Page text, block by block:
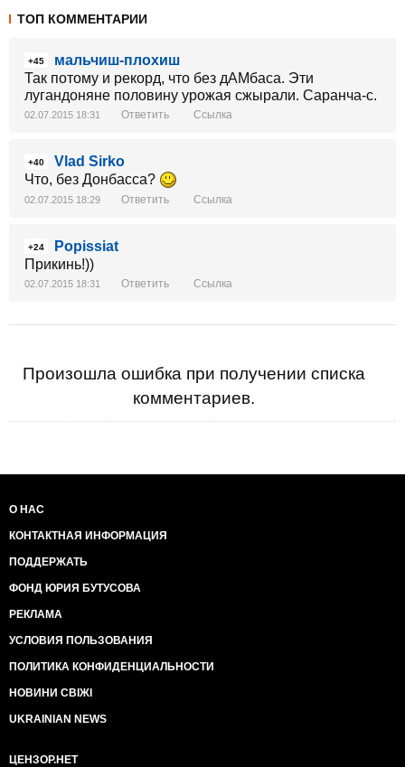
ТОП КОММЕНТАРИИ
+45
мальчиш-плохиш
Так потому и рекорд, что без дАМбаса. Эти
лугандоняне половину урожая сжырали. Саранча-с.
02.07.2015 18:31 Ответить Ссылка
+40
Vlad Sirko
Что, без Донбасса?
02.07.2015 18:29 Ответить Ссылка
+24
Popissiat
Прикинь!))
02.07.2015 18:31 Ответить Ссылка
Произошла ошибка при получении списка
комментариев.
О НАС
КОНТАКТНАЯ ИНФОРМАЦИЯ
ПОДДЕРЖАТЬ
ФОНД ЮРИЯ БУТУСОВА
РЕКЛАМА
УСЛОВИЯ ПОЛЬЗОВАНИЯ
ПОЛИТИКА КОНФИДЕНЦИАЛЬНОСТИ
НОВИНИ СВІЖІ
UKRAINIAN NEWS
ЦЕНЗОР.НЕТ